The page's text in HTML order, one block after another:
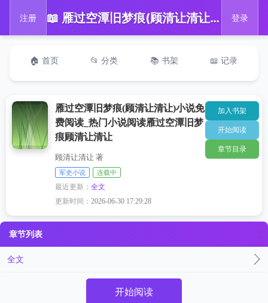
注册 📖 雁过空潭旧梦痕(顾清让清让)小说免费阅读_热门小说阅读雁过空潭旧梦痕顾清让清让 登录
🏠 首页 📂 分类 📚 书架 📖 记录
雁过空潭旧梦痕(顾清让清让)小说免
费阅读_热门小说阅读雁过空潭旧梦
痕顾清让清让
顾清让清让 著
军史小说 连载中
最近更新：全文
更新时间：2026-06-30 17:29:28
加入书架
开始阅读
章节目录
章节列表
全文
开始阅读